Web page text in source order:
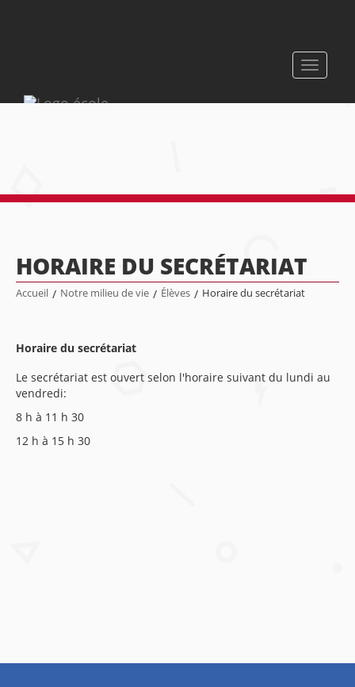
Toggle
HORAIRE DU SECRÉTARIAT
Accueil / Notre milieu de vie / Élèves / Horaire du secrétariat
Horaire du secrétariat
Le secrétariat est ouvert selon l'horaire suivant du lundi au
vendredi:
8 h à 11 h 30
12 h à 15 h 30